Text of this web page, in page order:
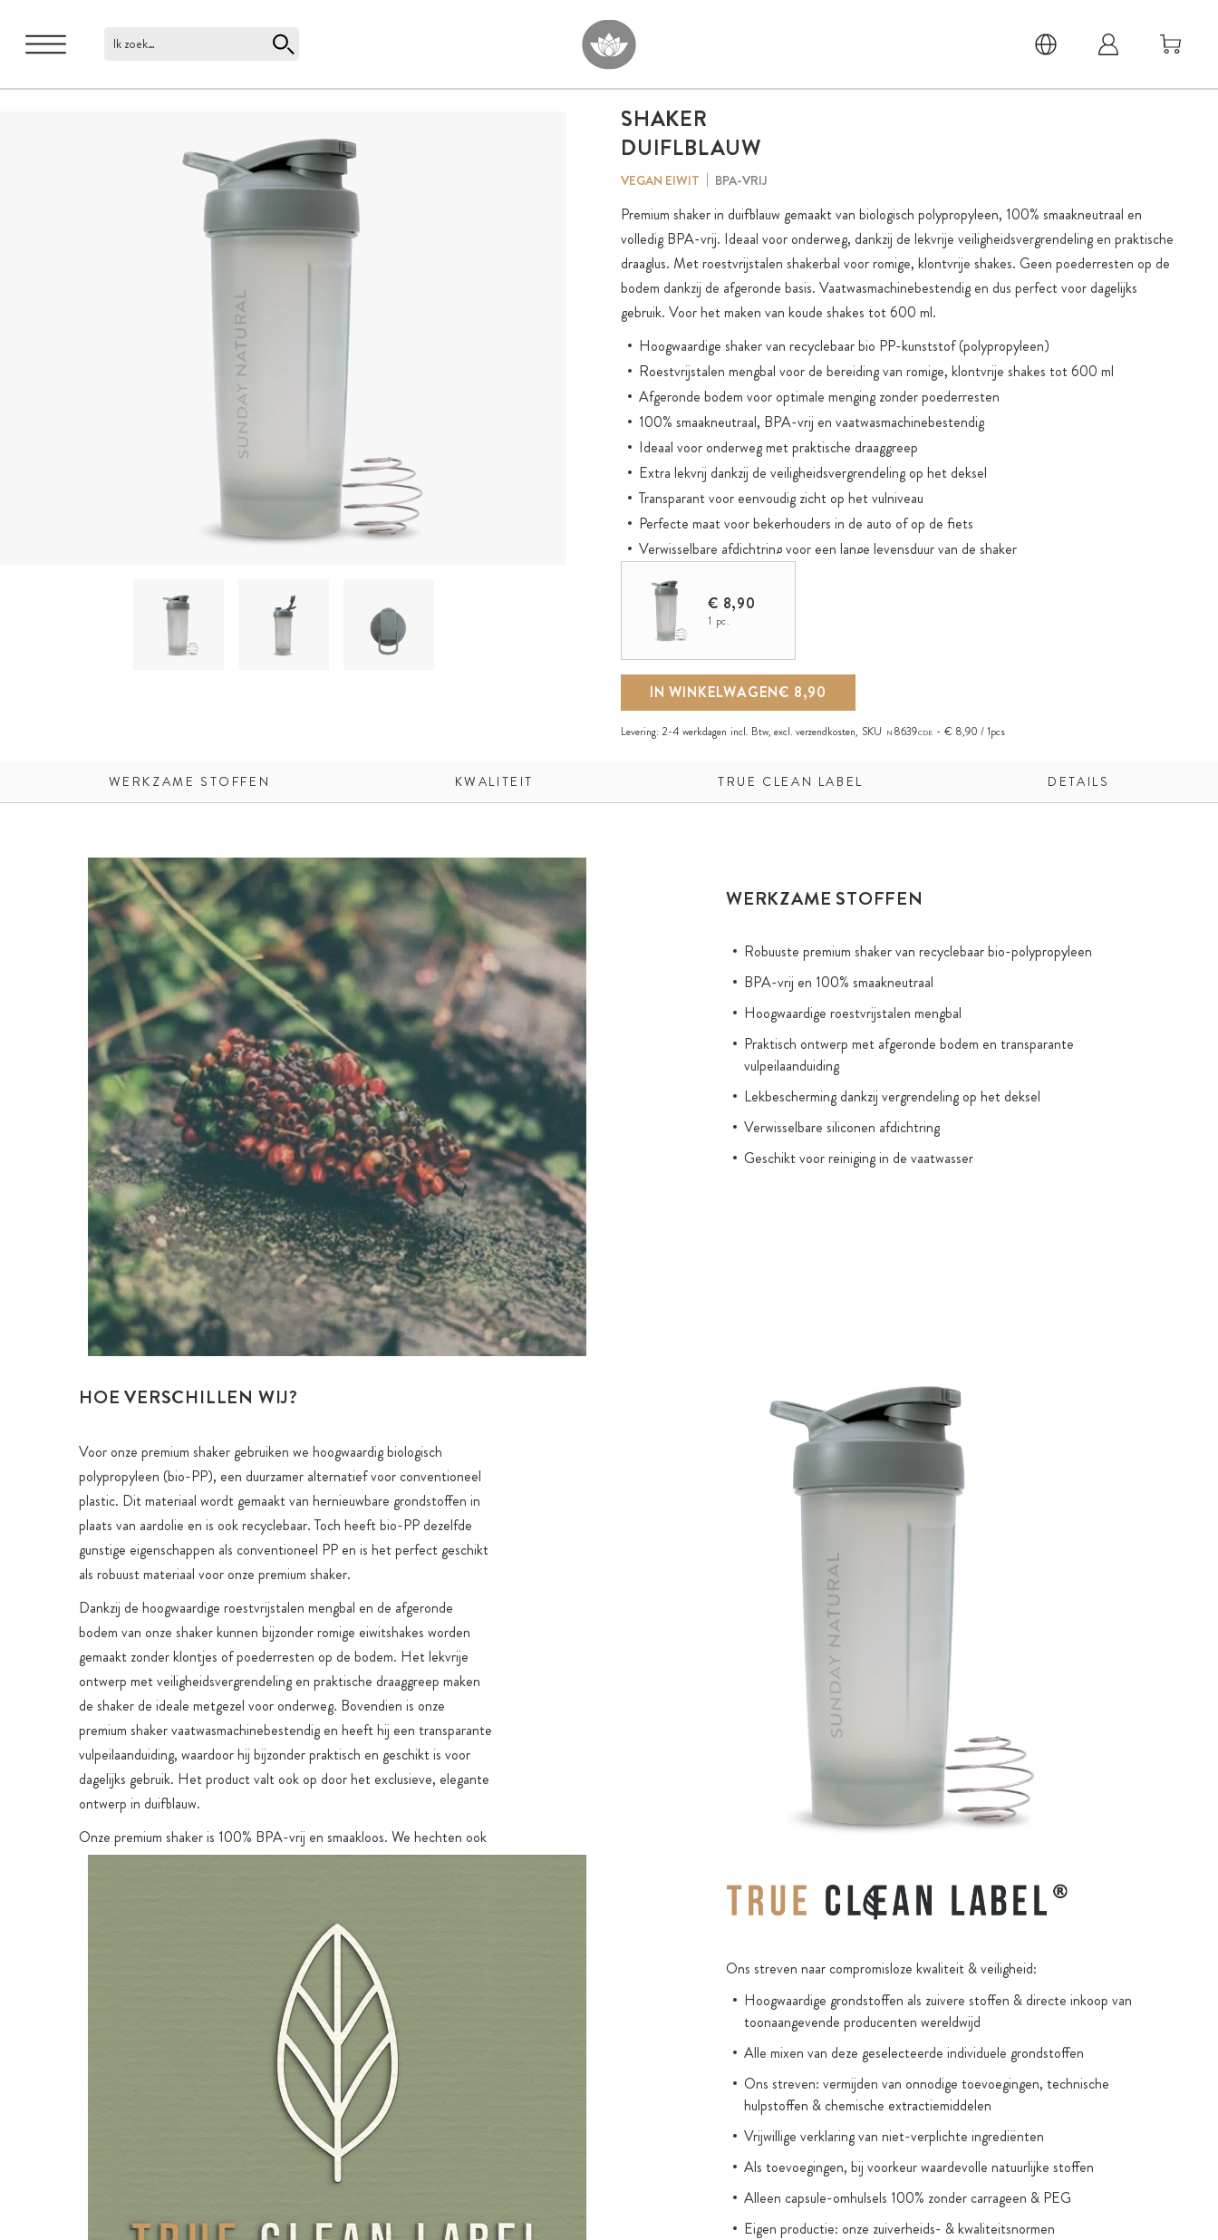
Ik zoek…
SHAKER
DUIFLBLAUW
VEGAN EIWIT BPA-VRIJ
Premium shaker in duifblauw gemaakt van biologisch polypropyleen, 100% smaakneutraal en
volledig BPA-vrij. Ideaal voor onderweg, dankzij de lekvrije veiligheidsvergrendeling en praktische
draaglus. Met roestvrijstalen shakerbal voor romige, klontvrije shakes. Geen poederresten op de
bodem dankzij de afgeronde basis. Vaatwasmachinebestendig en dus perfect voor dagelijks
gebruik. Voor het maken van koude shakes tot 600 ml.
Hoogwaardige shaker van recyclebaar bio PP-kunststof (polypropyleen)
Roestvrijstalen mengbal voor de bereiding van romige, klontvrije shakes tot 600 ml
Afgeronde bodem voor optimale menging zonder poederresten
100% smaakneutraal, BPA-vrij en vaatwasmachinebestendig
Ideaal voor onderweg met praktische draaggreep
Extra lekvrij dankzij de veiligheidsvergrendeling op het deksel
Transparant voor eenvoudig zicht op het vulniveau
Perfecte maat voor bekerhouders in de auto of op de fiets
Verwisselbare afdichtring voor een lange levensduur van de shaker
€ 8,90
1 pc.
IN WINKELWAGEN€ 8,90
Levering: 2-4 werkdagen incl. Btw, excl. verzendkosten, SKU N 8639CDE € 8,90 / 1pcs
WERKZAME STOFFEN KWALITEIT TRUE CLEAN LABEL DETAILS
WERKZAME STOFFEN
Robuuste premium shaker van recyclebaar bio-polypropyleen
BPA-vrij en 100% smaakneutraal
Hoogwaardige roestvrijstalen mengbal
Praktisch ontwerp met afgeronde bodem en transparante
vulpeilaanduiding
Lekbescherming dankzij vergrendeling op het deksel
Verwisselbare siliconen afdichtring
Geschikt voor reiniging in de vaatwasser
HOE VERSCHILLEN WIJ?
Voor onze premium shaker gebruiken we hoogwaardig biologisch
polypropyleen (bio-PP), een duurzamer alternatief voor conventioneel
plastic. Dit materiaal wordt gemaakt van hernieuwbare grondstoffen in
plaats van aardolie en is ook recyclebaar. Toch heeft bio-PP dezelfde
gunstige eigenschappen als conventioneel PP en is het perfect geschikt
als robuust materiaal voor onze premium shaker.
Dankzij de hoogwaardige roestvrijstalen mengbal en de afgeronde
bodem van onze shaker kunnen bijzonder romige eiwitshakes worden
gemaakt zonder klontjes of poederresten op de bodem. Het lekvrije
ontwerp met veiligheidsvergrendeling en praktische draaggreep maken
de shaker de ideale metgezel voor onderweg. Bovendien is onze
premium shaker vaatwasmachinebestendig en heeft hij een transparante
vulpeilaanduiding, waardoor hij bijzonder praktisch en geschikt is voor
dagelijks gebruik. Het product valt ook op door het exclusieve, elegante
ontwerp in duifblauw.
Onze premium shaker is 100% BPA-vrij en smaakloos. We hechten ook
veel belang aan de duurzaamheid van de shakers. Naast de keuze voor
Ons streven naar compromisloze kwaliteit & veiligheid:
Hoogwaardige grondstoffen als zuivere stoffen & directe inkoop van
toonaangevende producenten wereldwijd
Alle mixen van deze geselecteerde individuele grondstoffen
Ons streven: vermijden van onnodige toevoegingen, technische
hulpstoffen & chemische extractiemiddelen
Vrijwillige verklaring van niet-verplichte ingrediënten
Als toevoegingen, bij voorkeur waardevolle natuurlijke stoffen
Alleen capsule-omhulsels 100% zonder carrageen & PEG
Eigen productie: onze zuiverheids- & kwaliteitsnormen